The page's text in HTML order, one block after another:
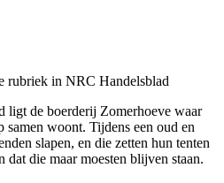
rubriek in NRC Handelsblad
ligt de boerderij Zomerhoeve waar
samen woont. Tijdens een oud en
slapen, en die zetten hun tenten
dat die maar moesten blijven staan.